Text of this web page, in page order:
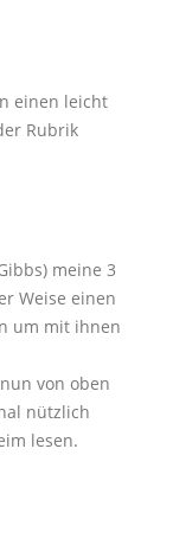
einen leicht
Rubrik
meine 3
Weise einen
um mit ihnen
von oben
nützlich
lesen.